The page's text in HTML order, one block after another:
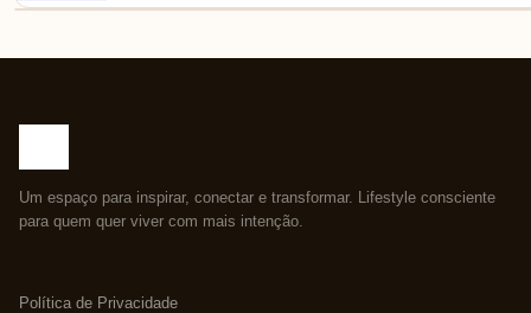
Um espaço para inspirar, conectar e transformar. Lifestyle consciente
para quem quer viver com mais intenção.
Política de Privacidade